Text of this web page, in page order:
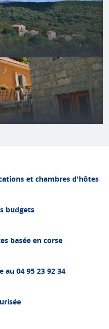
et chambres d'hôtes
budgets
basée en corse
04 95 23 92 34